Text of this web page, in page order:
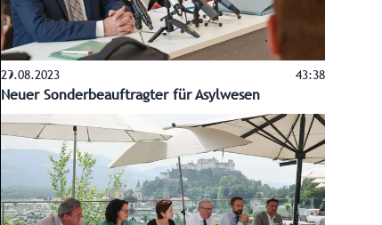
29.08.2023 43:38
Neuer Sonderbeauftragter für Asylwesen